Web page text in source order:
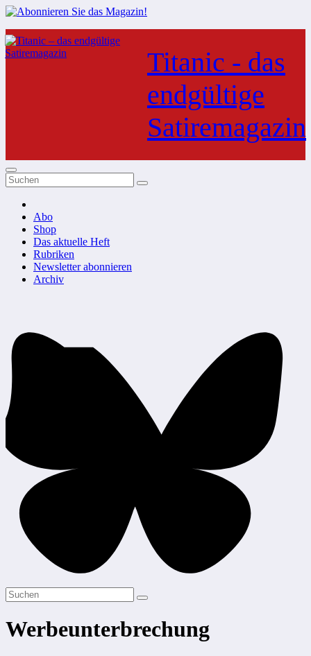
Zum
Inhalt
springen
Titanic - das
endgültige
Satiremagazin
Abo
Shop
Das aktuelle Heft
Rubriken
Newsletter abonnieren
Archiv
Werbeunterbrechung